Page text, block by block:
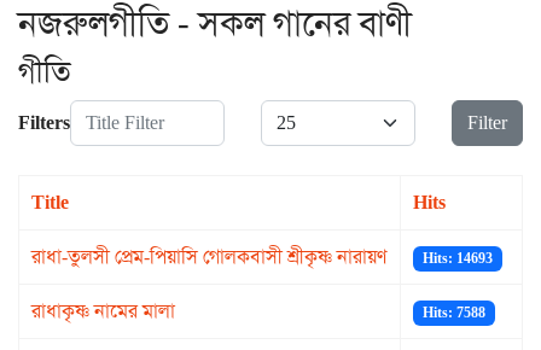
নজরুলগীতি - সকল গানের বাণী
গীতি
FiltersTitle Filter Display # Filter
Title Hits
রাধা-তুলসী প্রেম-পিয়াসি গোলকবাসী শ্রীকৃষ্ণ নারায়ণ Hits: 14693
রাধাকৃষ্ণ নামের মালা Hits: 7588